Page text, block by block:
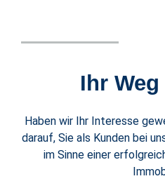
Ihr
Haben wir Ihr Interesse
darauf, Sie als Kunden bei
im Sinne einer